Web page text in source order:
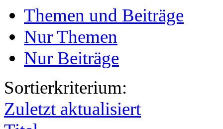
Themen und Beiträge
Nur Themen
Nur Beiträge
Sortierkriterium:
Zuletzt aktualisiert